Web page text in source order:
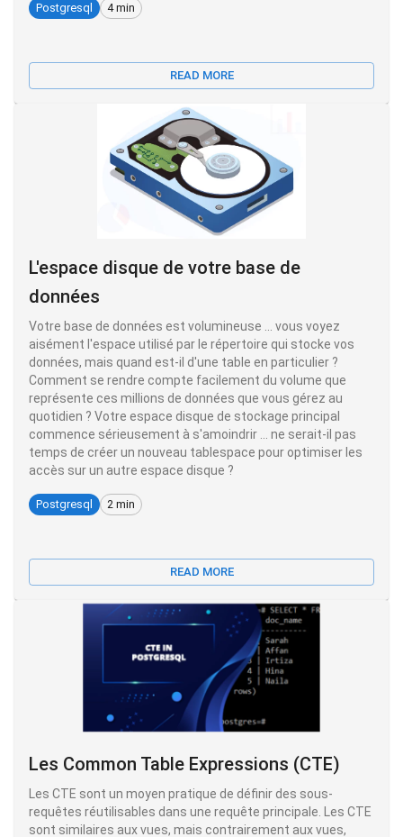
Postgresql 4 min
READ MORE
L'espace disque de votre base de
données
Votre base de données est volumineuse ... vous voyez
aisément l'espace utilisé par le répertoire qui stocke vos
données, mais quand est-il d'une table en particulier ?
Comment se rendre compte facilement du volume que
représente ces millions de données que vous gérez au
quotidien ? Votre espace disque de stockage principal
commence sérieusement à s'amoindrir ... ne serait-il pas
temps de créer un nouveau tablespace pour optimiser les
accès sur un autre espace disque ?
Postgresql 2 min
READ MORE
Les Common Table Expressions (CTE)
Les CTE sont un moyen pratique de définir des sous-
requêtes réutilisables dans une requête principale. Les CTE
sont similaires aux vues, mais contrairement aux vues,